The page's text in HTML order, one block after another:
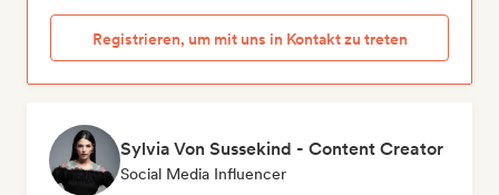
Registrieren, um mit uns in Kontakt zu treten
Sylvia Von Sussekind - Content Creator
Social Media Influencer